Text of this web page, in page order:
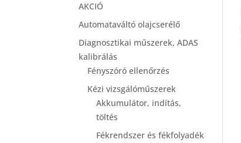
AKCIÓ
Automataváltó olajcserélő
Diagnosztikai műszerek, ADAS
kalibrálás
Fényszóró ellenőrzés
Kézi vizsgálóműszerek
Akkumulátor, indítás,
töltés
Fékrendszer és fékfolyadék